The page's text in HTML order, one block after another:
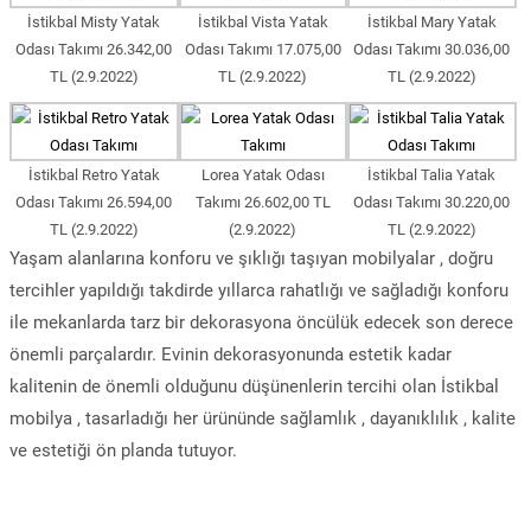
İstikbal Misty Yatak
Odası Takımı 26.342,00
TL (2.9.2022)
İstikbal Vista Yatak
Odası Takımı 17.075,00
TL (2.9.2022)
İstikbal Mary Yatak
Odası Takımı 30.036,00
TL (2.9.2022)
İstikbal Retro Yatak
Odası Takımı 26.594,00
TL (2.9.2022)
Lorea Yatak Odası
Takımı 26.602,00 TL
(2.9.2022)
İstikbal Talia Yatak
Odası Takımı 30.220,00
TL (2.9.2022)
Yaşam alanlarına konforu ve şıklığı taşıyan mobilyalar , doğru
tercihler yapıldığı takdirde yıllarca rahatlığı ve sağladığı konforu
ile mekanlarda tarz bir dekorasyona öncülük edecek son derece
önemli parçalardır. Evinin dekorasyonunda estetik kadar
kalitenin de önemli olduğunu düşünenlerin tercihi olan İstikbal
mobilya , tasarladığı her ürününde sağlamlık , dayanıklılık , kalite
ve estetiği ön planda tutuyor.